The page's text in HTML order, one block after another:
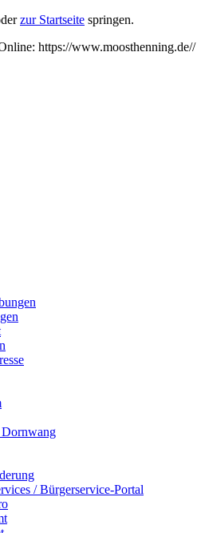
zur Startseite springen.
https://www.moosthenning.de//
/ Bürgerservice-Portal